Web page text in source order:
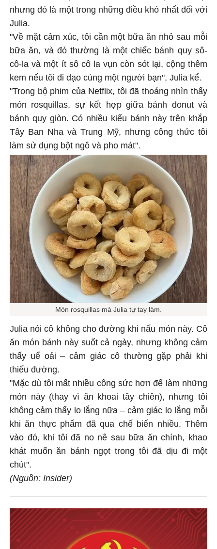
nhưng đó là một trong những điều khó nhất đối với
Julia.
"Về mặt cảm xúc, tôi cần một bữa ăn nhỏ sau mỗi
bữa ăn, và đó thường là một chiếc bánh quy sô-
cô-la và một ít sô cô la vụn còn sót lại, cộng thêm
kem nếu tôi đi dạo cùng một người bạn", Julia kể.
"Trong bộ phim của Netflix, tôi đã thoáng nhìn thấy
món rosquillas, sự kết hợp giữa bánh donut và
bánh quy giòn. Có nhiều kiểu bánh này trên khắp
Tây Ban Nha và Trung Mỹ, nhưng công thức tôi
làm sử dụng bột ngô và pho mát".
Món rosquillas mà Julia tự tay làm.
Julia nói cô không cho đường khi nấu món này. Cô
ăn món bánh này suốt cả ngày, nhưng không cảm
thấy uể oải – cảm giác cô thường gặp phải khi
thiếu đường.
"Mặc dù tôi mất nhiều công sức hơn để làm những
món này (thay vì ăn khoai tây chiên), nhưng tôi
không cảm thấy lo lắng nữa – cảm giác lo lắng mỗi
khi ăn thực phẩm đã qua chế biến nhiều. Thêm
vào đó, khi tôi đã no nê sau bữa ăn chính, khao
khát muốn ăn bánh ngọt trong tôi đã dịu đi một
chút".
(Nguồn: Insider)